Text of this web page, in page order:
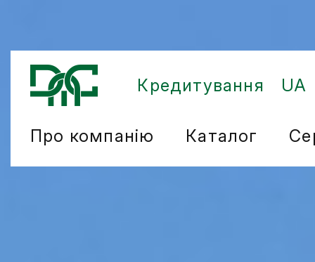
Про компанію Каталог
UA
Кредитування